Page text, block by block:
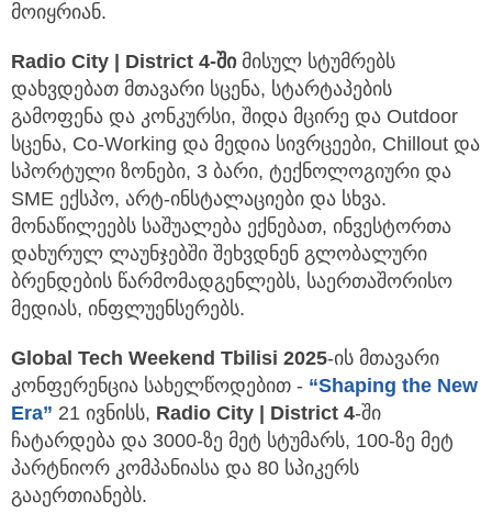
მოიყრიან.
Radio City | District 4-შიმისულ სტუმრებს
დახვდებათ მთავარი სცენა, სტარტაპების
გამოფენა და კონკურსი, შიდა მცირე და Outdoor
სცენა, Co-Working და მედია სივრცეები, Chillout და
სპორტული ზონები, 3 ბარი, ტექნოლოგიური და
SME ექსპო, არტ-ინსტალაციები და სხვა.
მონაწილეებს საშუალება ექნებათ, ინვესტორთა
დახურულ ლაუნჯებში შეხვდნენ გლობალური
ბრენდების წარმომადგენლებს, საერთაშორისო
მედიას, ინფლუენსერებს.
Global Tech Weekend Tbilisi 2025-ის მთავარი
კონფერენცია სახელწოდებით - “Shaping the New
Era” 21 ივნისს, Radio City | District 4-ში
ჩატარდება და 3000-ზე მეტ სტუმარს, 100-ზე მეტ
პარტნიორ კომპანიასა და 80 სპიკერს
გააერთიანებს.